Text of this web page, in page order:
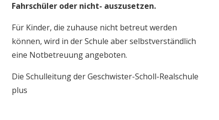
Fahrschüler oder nicht- auszusetzen.
Für Kinder, die zuhause nicht betreut werden
können, wird in der Schule aber selbstverständlich
eine Notbetreuung angeboten.
Die Schulleitung der Geschwister-Scholl-Realschule
plus